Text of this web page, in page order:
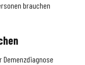
brauchen
Demenzdiagnose